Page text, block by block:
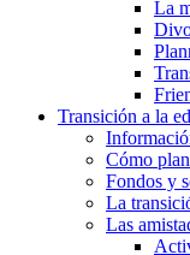
La
Transición a la
Cómo
Fondos y
La
Las